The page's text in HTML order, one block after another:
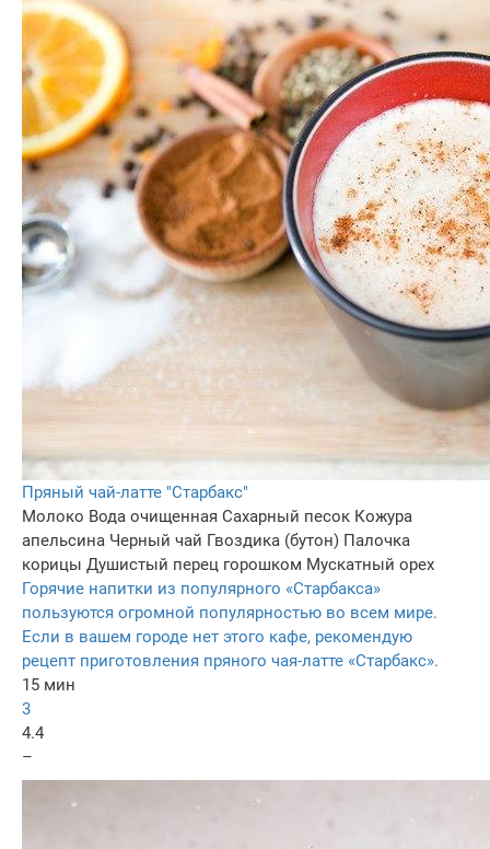
Пряный чай-латте "Старбакс"
Молоко Вода очищенная Сахарный песок Кожура
апельсина Черный чай Гвоздика (бутон) Палочка
корицы Душистый перец горошком Мускатный орех
Горячие напитки из популярного «Старбакса»
пользуются огромной популярностью во всем мире.
Если в вашем городе нет этого кафе, рекомендую
рецепт приготовления пряного чая-латте «Старбакс».
15 мин
3
4.4
–